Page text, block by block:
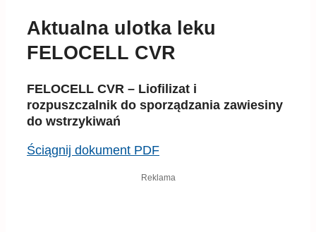
Aktualna ulotka leku
FELOCELL CVR
FELOCELL CVR – Liofilizat i
rozpuszczalnik do sporządzania zawiesiny
do wstrzykiwań
Ściągnij dokument PDF
Reklama